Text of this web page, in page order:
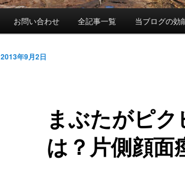
お問い合わせ 全記事一覧 当ブログの効
まぶたがピ
は？片側顔面
2013年9月2日